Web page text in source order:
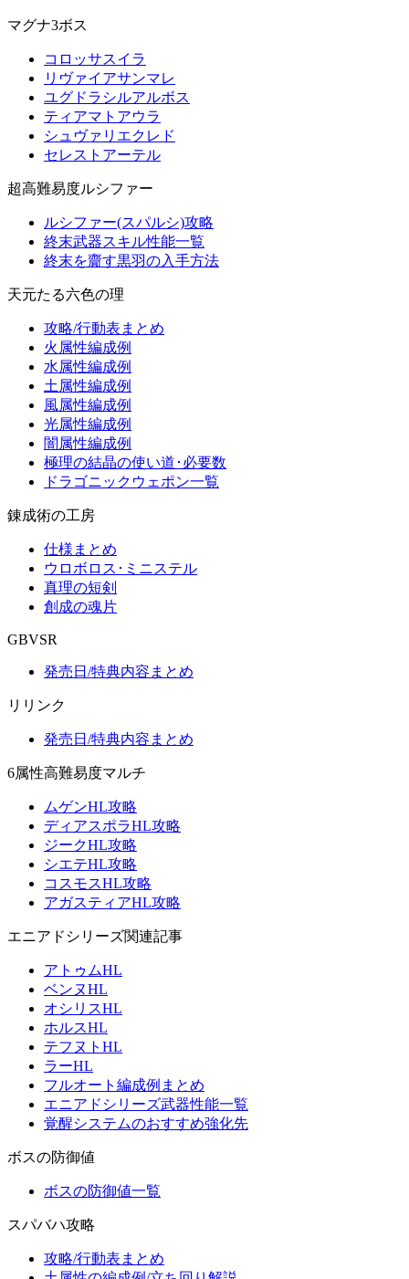
マグナ3ボス
コロッサスイラ
リヴァイアサンマレ
ユグドラシルアルボス
ティアマトアウラ
シュヴァリエクレド
セレストアーテル
超高難易度ルシファー
ルシファー(スパルシ)攻略
終末武器スキル性能一覧
終末を齎す黒羽の入手方法
天元たる六色の理
攻略/行動表まとめ
火属性編成例
水属性編成例
土属性編成例
風属性編成例
光属性編成例
闇属性編成例
極理の結晶の使い道･必要数
ドラゴニックウェポン一覧
錬成術の工房
仕様まとめ
ウロボロス･ミニステル
真理の短剣
創成の魂片
GBVSR
発売日/特典内容まとめ
リリンク
発売日/特典内容まとめ
6属性高難易度マルチ
ムゲンHL攻略
ディアスポラHL攻略
ジークHL攻略
シエテHL攻略
コスモスHL攻略
アガスティアHL攻略
エニアドシリーズ関連記事
アトゥムHL
ベンヌHL
オシリスHL
ホルスHL
テフヌトHL
ラーHL
フルオート編成例まとめ
エニアドシリーズ武器性能一覧
覚醒システムのおすすめ強化先
ボスの防御値
ボスの防御値一覧
スパバハ攻略
攻略/行動表まとめ